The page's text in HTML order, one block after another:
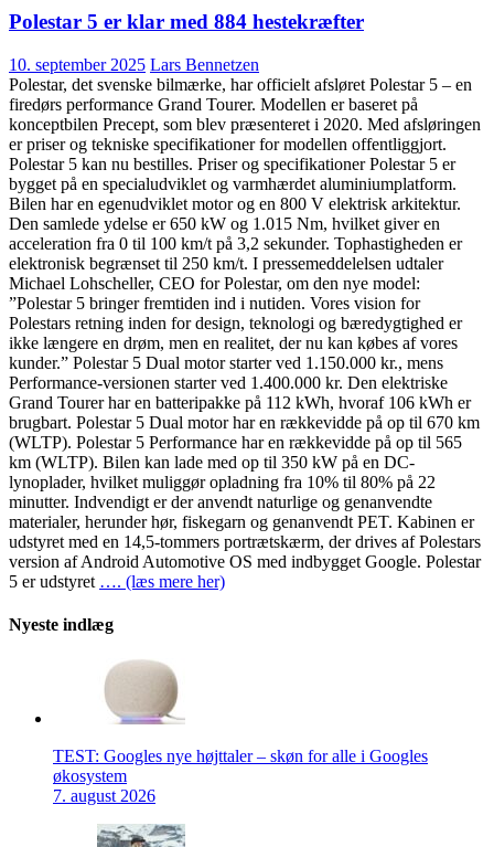
Polestar 5 er klar med 884 hestekræfter
10. september 2025 Lars Bennetzen
Polestar, det svenske bilmærke, har officielt afsløret Polestar 5 – en
firedørs performance Grand Tourer. Modellen er baseret på
konceptbilen Precept, som blev præsenteret i 2020. Med afsløringen
er priser og tekniske specifikationer for modellen offentliggjort.
Polestar 5 kan nu bestilles. Priser og specifikationer Polestar 5 er
bygget på en specialudviklet og varmhærdet aluminiumplatform.
Bilen har en egenudviklet motor og en 800 V elektrisk arkitektur.
Den samlede ydelse er 650 kW og 1.015 Nm, hvilket giver en
acceleration fra 0 til 100 km/t på 3,2 sekunder. Tophastigheden er
elektronisk begrænset til 250 km/t. I pressemeddelelsen udtaler
Michael Lohscheller, CEO for Polestar, om den nye model:
”Polestar 5 bringer fremtiden ind i nutiden. Vores vision for
Polestars retning inden for design, teknologi og bæredygtighed er
ikke længere en drøm, men en realitet, der nu kan købes af vores
kunder.” Polestar 5 Dual motor starter ved 1.150.000 kr., mens
Performance-versionen starter ved 1.400.000 kr. Den elektriske
Grand Tourer har en batteripakke på 112 kWh, hvoraf 106 kWh er
brugbart. Polestar 5 Dual motor har en rækkevidde på op til 670 km
(WLTP). Polestar 5 Performance har en rækkevidde på op til 565
km (WLTP). Bilen kan lade med op til 350 kW på en DC-
lynoplader, hvilket muliggør opladning fra 10% til 80% på 22
minutter. Indvendigt er der anvendt naturlige og genanvendte
materialer, herunder hør, fiskegarn og genanvendt PET. Kabinen er
udstyret med en 14,5-tommers portrætskærm, der drives af Polestars
version af Android Automotive OS med indbygget Google. Polestar
5 er udstyret …. (læs mere her)
Nyeste indlæg
TEST: Googles nye højttaler – skøn for alle i Googles
økosystem
7. august 2026